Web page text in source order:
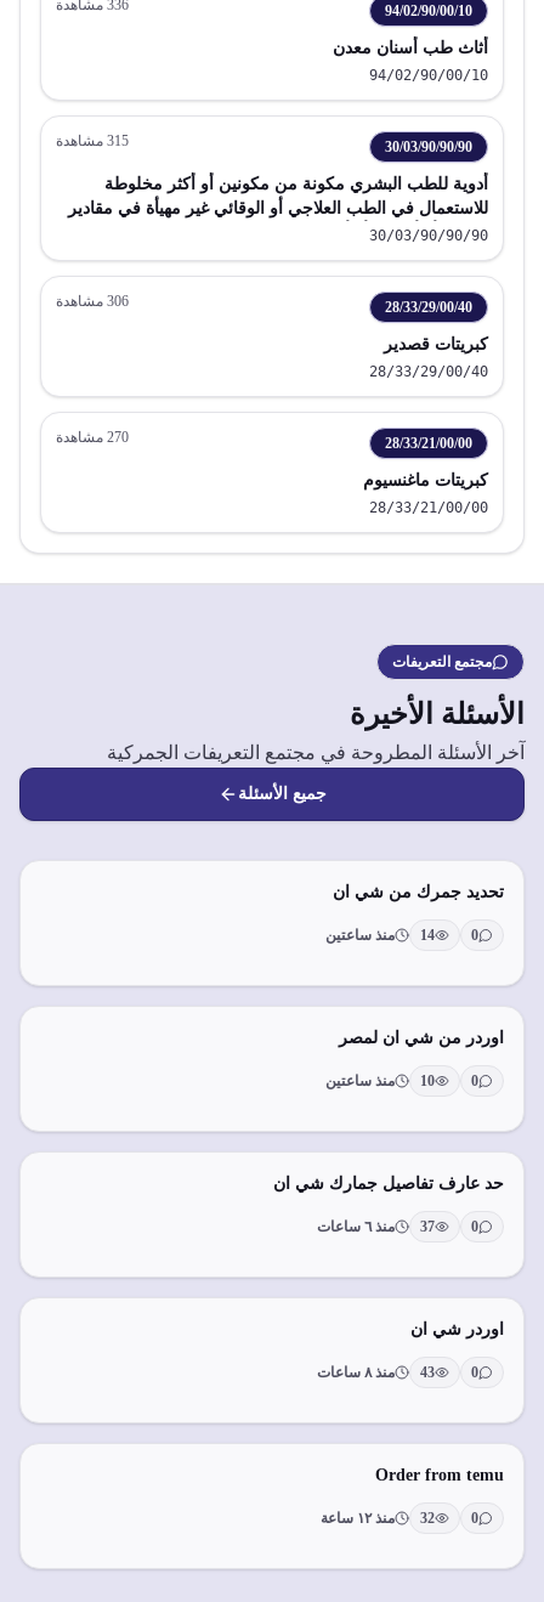
94/02/90/00/10
336 مشاهدة
أثاث طب أسنان معدن
94/02/90/00/10
30/03/90/90/90
315 مشاهدة
أدوية للطب البشري مكونة من مكونين أو أكثر مخلوطة
للاستعمال في الطب العلاجي أو الوقائي غير مهيأة في مقادير
معايرة أو أشكال أو أغلفة للبيع بالتجزئة
30/03/90/90/90
28/33/29/00/40
306 مشاهدة
كبريتات قصدير
28/33/29/00/40
28/33/21/00/00
270 مشاهدة
كبريتات ماغنسيوم
28/33/21/00/00
مجتمع التعريفات
الأسئلة الأخيرة
آخر الأسئلة المطروحة في مجتمع التعريفات الجمركية
جميع الأسئلة
تحديد جمرك من شي ان
0
14 منذ ساعتين
اوردر من شي ان لمصر
0
10 منذ ساعتين
حد عارف تفاصيل جمارك شي ان
0
37 منذ ٦ ساعات
اوردر شي ان
0
43 منذ ٨ ساعات
Order from temu
0
32 منذ ١٢ ساعة